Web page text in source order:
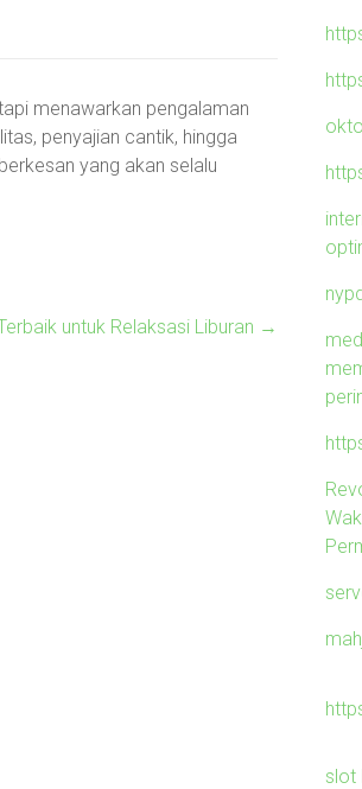
menawarkan pengalaman
penyajian cantik, hingga
yang akan selalu
untuk Relaksasi Liburan →
slot